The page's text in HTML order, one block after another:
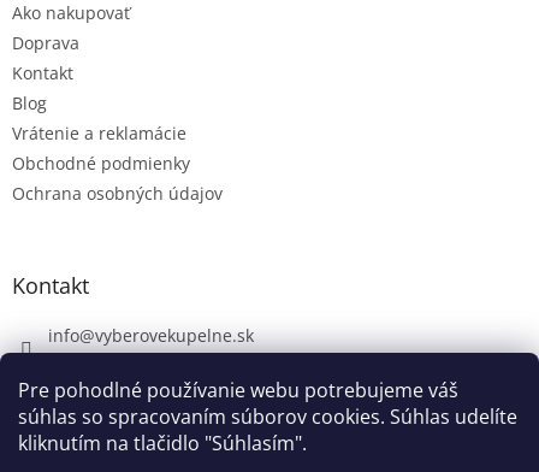
Pre pohodlné používanie webu potrebujeme váš
súhlas so spracovaním súborov cookies. Súhlas udelíte
kliknutím na tlačidlo "Súhlasím".
Ako nakupovať
Doprava
Kontakt
Blog
Vrátenie a reklamácie
Obchodné podmienky
Ochrana osobných údajov
Kontakt
info@vyberovekupelne.sk
https://www.facebook.com/vyberovekoupelny/